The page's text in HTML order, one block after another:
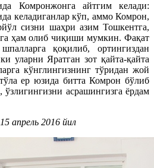
Комронжонга айтгим келади:
келадиганлар кўп, аммо Комрон,
сизни шаҳри азим Тошкентга,
ҳам олиб чиқиши мумкин. Фақат
қоқилиб, ортингиздан
уларни Яратган зот қайта-қайта
кўнглингизнинг тўридан жой
ер юзида битта Комрон бўлиб
асрашингизга ёрдам
апрель 2016 йил